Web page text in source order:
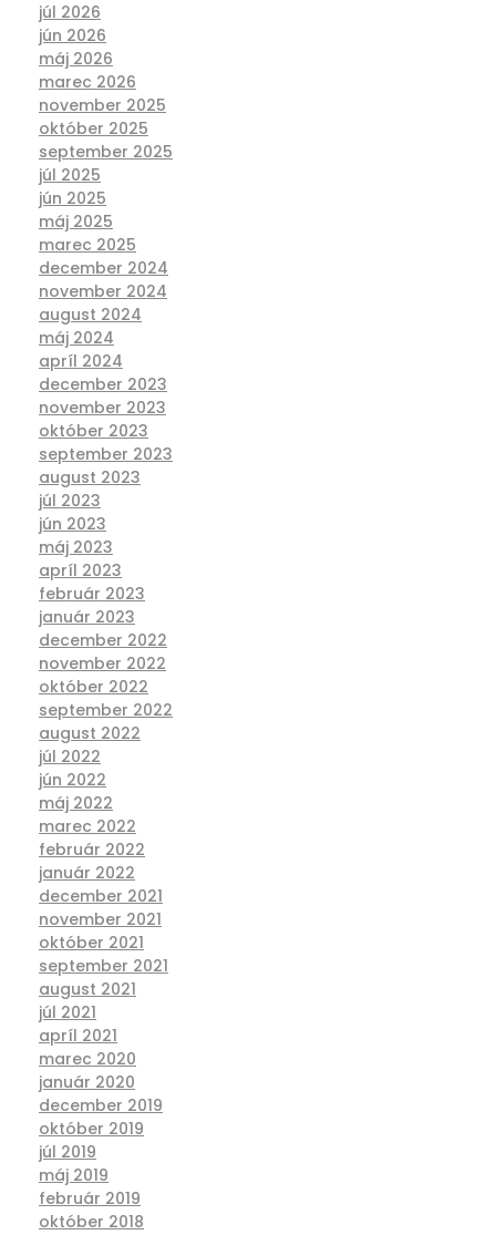
júl 2026
jún 2026
máj 2026
marec 2026
november 2025
október 2025
september 2025
júl 2025
jún 2025
máj 2025
marec 2025
december 2024
november 2024
august 2024
máj 2024
apríl 2024
december 2023
november 2023
október 2023
september 2023
august 2023
júl 2023
jún 2023
máj 2023
apríl 2023
február 2023
január 2023
december 2022
november 2022
október 2022
september 2022
august 2022
júl 2022
jún 2022
máj 2022
marec 2022
február 2022
január 2022
december 2021
november 2021
október 2021
september 2021
august 2021
júl 2021
apríl 2021
marec 2020
január 2020
december 2019
október 2019
júl 2019
máj 2019
február 2019
október 2018